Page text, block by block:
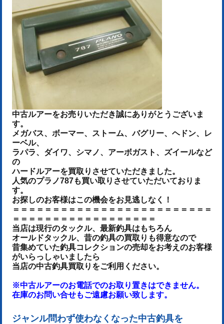
中古ルアーをお売りいただき誠にありがとうございま
す。
メガバス、ボーマー、ストーム、バグリー、ヘドン、レ
ーベル、
ラパラ、ダイワ、シマノ、アーボガスト、ズイールなど
の
ハードルアーを買取りさせていただきました。
人気のプラノ787も買い取りさせていただいておりま
す。
お探しのお客様はこの機会をお見逃しなく！
＝＝＝＝＝＝＝＝＝＝＝＝＝＝＝＝＝＝＝＝＝＝＝＝＝
＝＝＝＝＝＝＝＝＝＝＝＝＝＝＝＝＝＝
当店は現行のタックル、最新釣具はもちろん
オールドタックル、昔の釣具の買取りも得意なので
昔集めていた釣具コレクションの売却をお考えのお客様
がいらっしゃいましたら
当店の中古釣具買取りをご利用ください。
※中古ルアーのお電話でのお取り置きはできません。
在庫のお問い合せもご遠慮お願い致します。
ジャンル問わず使わなくなった中古釣具を